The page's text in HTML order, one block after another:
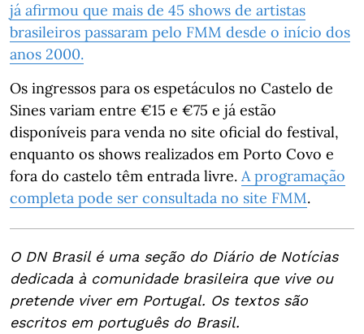
já afirmou que mais de 45 shows de artistas
brasileiros passaram pelo FMM desde o início dos
anos 2000.
Os ingressos para os espetáculos no Castelo de
Sines variam entre €15 e €75 e já estão
disponíveis para venda no site oficial do festival,
enquanto os shows realizados em Porto Covo e
fora do castelo têm entrada livre. A programação
completa pode ser consultada no site FMM.
O DN Brasil é uma seção do Diário de Notícias
dedicada à comunidade brasileira que vive ou
pretende viver em Portugal. Os textos são
escritos em português do Brasil.